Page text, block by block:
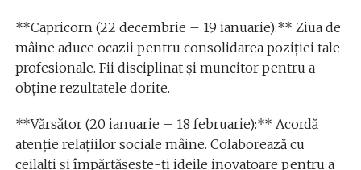
**Capricorn (22 decembrie – 19 ianuarie):** Ziua de
mâine aduce ocazii pentru consolidarea poziției tale
profesionale. Fii disciplinat și muncitor pentru a
obține rezultatele dorite.
**Vărsător (20 ianuarie – 18 februarie):** Acordă
atenție relațiilor sociale mâine. Colaborează cu
ceilalți și împărtășește-ți ideile inovatoare pentru a